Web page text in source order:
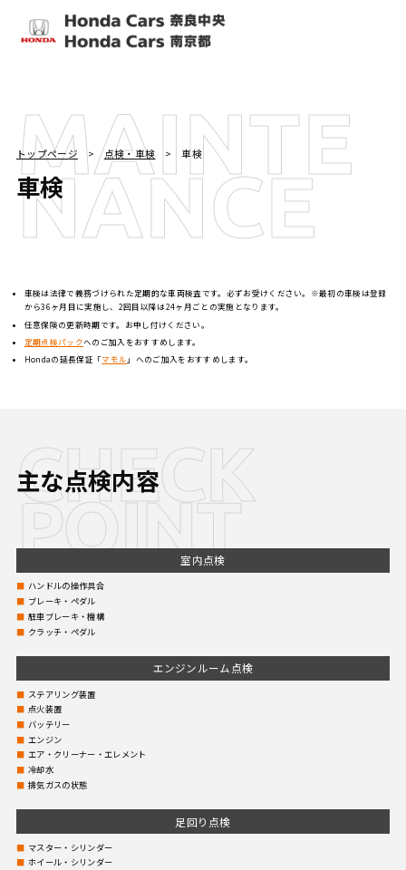
車検
MAINTE
NANCE
トップページ 点検・車検 車検
車検は法律で義務づけられた定期的な車両検査です。必ずお受けください。※最初の車検は登録
から36ヶ月目に実施し、2回目以降は24ヶ月ごとの実施となります。
任意保険の更新時期です。お申し付けください。
定期点検パックへのご加入をおすすめします。
Hondaの延長保証「マモル 」へのご加入をおすすめします。
主な点検内容
CHECK
POINT
室内点検
ハンドルの操作具合
ブレーキ・ペダル
駐車ブレーキ・機構
クラッチ・ペダル
エンジンルーム点検
ステアリング装置
点火装置
バッテリー
エンジン
エア・クリーナー・エレメント
冷却水
排気ガスの状態
足回り点検
マスター・シリンダー
ホイール・シリンダー